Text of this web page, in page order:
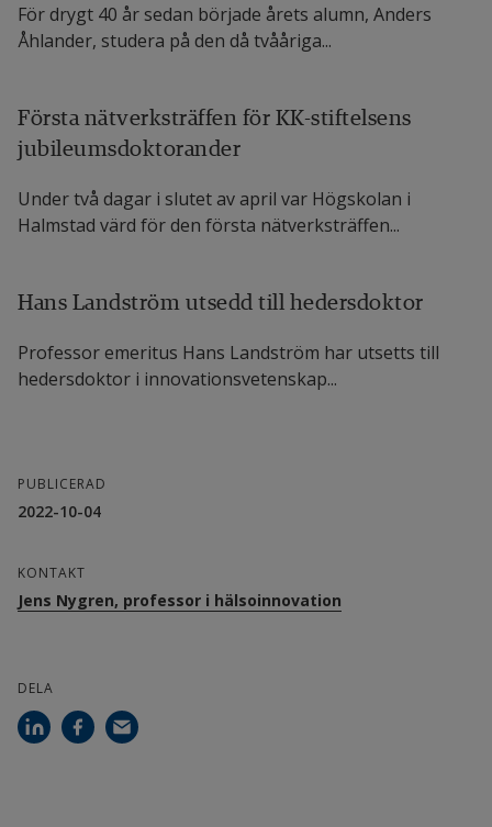
För drygt 40 år sedan började årets alumn, Anders
Åhlander, studera på den då tvååriga...
Första nätverksträffen för KK-stiftelsens
jubileumsdoktorander
Under två dagar i slutet av april var Högskolan i
Halmstad värd för den första nätverksträffen...
Hans Landström utsedd till hedersdoktor
Professor emeritus Hans Landström har utsetts till
hedersdoktor i innovationsvetenskap...
PUBLICERAD
2022-10-04
KONTAKT
Jens Nygren, professor i hälsoinnovation
DELA